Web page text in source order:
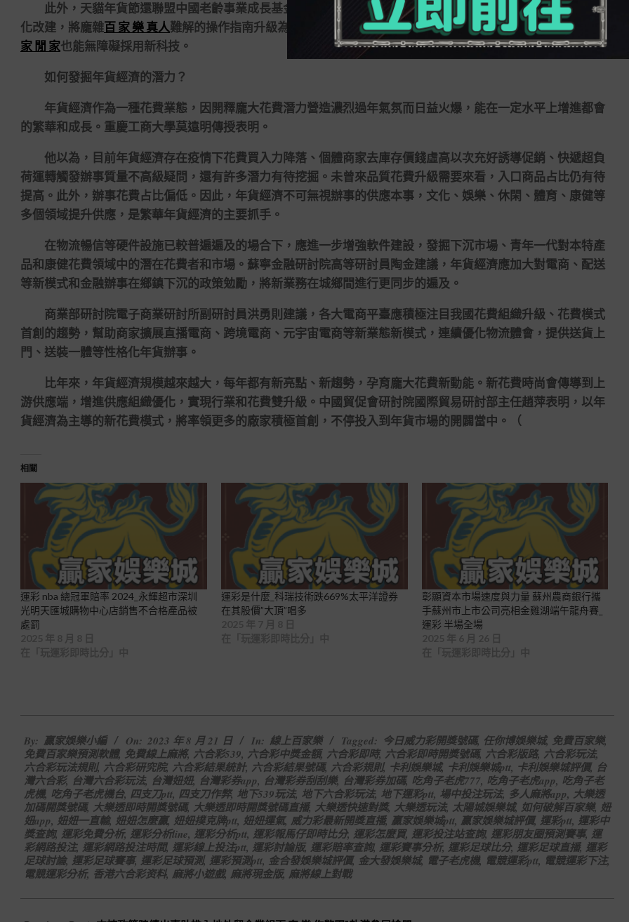
此外，天貓年貨節還聯盟中國老齡事業成長基金會共同倡議一頁紙方案，呼吁商家對商品操作指南進行適老
化改建，將龐雜百 家 樂 真人難解的操作指南升級為針對焦點性能清楚簡述的X程序簡化版採用說明，讓尊長們
莊
家 閒 家也能無障礙採用新科技。
如何發掘年貨經濟的潛力？
年貨經濟作為一種花費業態，因開釋龐大花費潛力營造濃烈過年氣氛而日益火爆，能在一定水平上增進都會
的繁華和成長。重慶工商大學莫遠明傳授表明。
他以為，目前年貨經濟存在疫情下花費買入力降落、個體商家去庫存價錢虛高以次充好誘導促銷、快遞超負
荷運轉觸發辦事質量不高級疑問，還有許多潛力有待挖掘。未曾來品質花費升級需要來看，入口商品占比仍有待
提高。此外，辦事花費占比偏低。因此，年貨經濟不可無視辦事的供應本事，文化、娛樂、休閑、體育、康健等
多個領域提升供應，是繁華年貨經濟的主要抓手。
在物流暢信等硬件設施已較普遍遍及的場合下，應進一步增強軟件建設，發掘下沉市場、青年一代對本特產
品和康健花費領域中的潛在花費者和市場。蘇寧金融研討院高等研討員陶金建議，年貨經濟應加大對電商、配送
等新模式和金融辦事在鄉鎮下沉的政策勉勵，將新業務在城鄉間進行更同步的遍及。
商業部研討院電子商業研討所副研討員洪勇則建議，各大電商平臺應積極注目我國花費組織升級、花費模式
首創的趨勢，幫助商家擴展直播電商、跨境電商、元宇宙電商等新業態新模式，連續優化物流體會，提供送貨上
門、送裝一體等性格化年貨辦事。
比年來，年貨經濟規模越來越大，每年都有新亮點、新趨勢，孕育龐大花費新動能。新花費時尚會傳導到上
游供應端，增進供應組織優化，實現行業和花費雙升級。中國貿促會研討院國際貿易研討部主任趙萍表明，以年
貨經濟為主導的新花費模式，將率領更多的廠家積極首創，不停投入到年貨市場的開闢當中。（
相關
運彩 nba 總冠軍賠率 2024_永輝超市深圳
光明天匯城購物中心店銷售不合格產品被
處罰
運彩是什麼_科瑞技術跌669%太平洋證券
在其股價”大頂”唱多
彰顯資本市場速度與力量 蘇州農商銀行攜
手蘇州市上市公司亮相金雞湖端午龍舟賽_
運彩 半場全場
08-
21
By: 贏家娛樂小編 On: 2023 年 8 月 21 日 In: 線上百家樂 Tagged: 今日威力彩開獎號碼, 任你博娛樂城, 免費百家樂,
免費百家樂預測軟體, 免費線上麻將, 六合彩539, 六合彩中獎金額, 六合彩即時, 六合彩即時開獎號碼, 六合彩版路, 六合彩玩法,
六合彩玩法規則, 六合彩研究院, 六合彩結果統計, 六合彩結果號碼, 六合彩規則, 卡利娛樂城, 卡利娛樂城ptt, 卡利娛樂城評價, 台
灣六合彩, 台灣六合彩玩法, 台灣妞妞, 台灣彩券app, 台灣彩券刮刮樂, 台灣彩券加碼, 吃角子老虎777, 吃角子老虎app, 吃角子老
虎機, 吃角子老虎機台, 四支刀ptt, 四支刀作弊, 地下539玩法, 地下六合彩玩法, 地下運彩ptt, 場中投注玩法, 多人麻將app, 大樂透
加碼開獎號碼, 大樂透即時開獎號碼, 大樂透即時開獎號碼直播, 大樂透快速對獎, 大樂透玩法, 太陽城娛樂城, 如何破解百家樂, 妞
妞app, 妞妞一直輸, 妞妞怎麼贏, 妞妞撲克牌ptt, 妞妞運氣, 威力彩最新開獎直播, 贏家娛樂城ptt, 贏家娛樂城評價, 運彩ptt, 運彩中
獎查詢, 運彩免費分析, 運彩分析line, 運彩分析ptt, 運彩報馬仔即時比分, 運彩怎麼買, 運彩投注站查詢, 運彩朋友圈預測賽事, 運
彩網路投注, 運彩網路投注時間, 運彩線上投注ptt, 運彩討論版, 運彩賠率查詢, 運彩賽事分析, 運彩足球比分, 運彩足球直播, 運彩
足球討論, 運彩足球賽事, 運彩足球預測, 運彩預測ptt, 金合發娛樂城評價, 金大發娛樂城, 電子老虎機, 電競運彩ptt, 電競運彩下注,
電競運彩分析, 香港六合彩资料, 麻將小遊戲, 麻將現金版, 麻將線上對戰